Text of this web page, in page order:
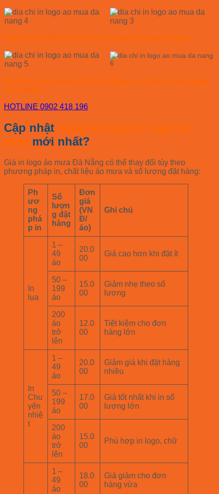
Hình ảnh thiết kế khi chốt ý tưởng với khách hàng
Hình ảnh sản phẩm đã hoàn thiện và chuẩn bị bàn giao
cho khách
HOTLINE 0902 418 196
Cập nhật bảng báo giá in logo áo
mưa mới nhất?
Giá in logo áo mưa Đà Nẵng có thể thay đổi tùy theo
phương pháp in, chất liệu áo mưa và số lượng đặt hàng:
Ph
ươ
ng
phá
p in
Số
lượn
g đặt
hàng
Đơn
giá
(VN
Đ/
áo)
Ghi chú
In
lụa
1 –
49
áo
20.0
00
Giá cao hơn khi đặt ít
50 –
199
áo
15.0
00
Giảm nhẹ theo số
lượng
200
áo
trở
lên
12.0
00
Tiết kiệm cho đơn
hàng lớn
In
Chu
yển
nhiệ
t
1 –
49
áo
20.0
00
Giảm giá khi đặt hàng
nhiều
50 –
199
áo
17.0
00
Giá tốt nhất khi in số
lượng lớn
200
áo
trở
lên
15.0
00
Phù hợp in logo, chữ
1 –
49
áo
18.0
00
Giá giảm cho đơn
hàng vừa